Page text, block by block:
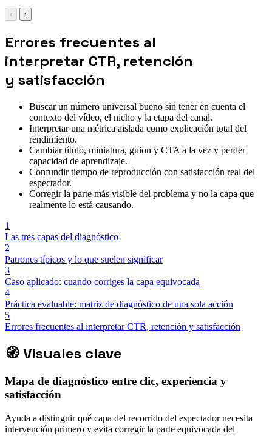
‹ ›
Errores frecuentes al
interpretar CTR, retención
y satisfacción
Buscar un número universal bueno sin tener en cuenta el
contexto del vídeo, el nicho y la etapa del canal.
Interpretar una métrica aislada como explicación total del
rendimiento.
Cambiar título, miniatura, guion y CTA a la vez y perder
capacidad de aprendizaje.
Confundir tiempo de reproducción con satisfacción real del
espectador.
Corregir la parte más visible del problema y no la capa que
realmente lo está causando.
1
Las tres capas del diagnóstico
2
Patrones típicos y lo que suelen significar
3
Caso aplicado: cuando corriges la capa equivocada
4
Práctica evaluable: matriz de diagnóstico de una sola acción
5
Errores frecuentes al interpretar CTR, retención y satisfacción
🧭Visuales clave
Mapa de diagnóstico entre clic, experiencia y
satisfacción
Ayuda a distinguir qué capa del recorrido del espectador necesita
intervención primero y evita corregir la parte equivocada del